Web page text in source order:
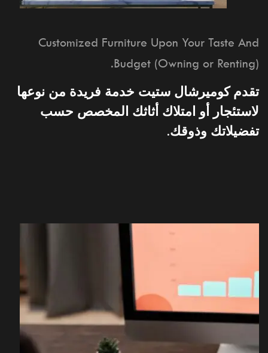
Customized Furniture Upon Your Taste And
Budget (Owning or Renting).
تقدم كوميرشال ستيت خدمة فريدة من نوعها
لاستئجار أو امتلاك أثاثك المخصص حسب
تفضيلاتك وذوقك.